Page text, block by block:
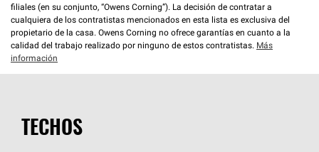
filiales (en su conjunto, “Owens Corning”). La decisión de contratar a
cualquiera de los contratistas mencionados en esta lista es exclusiva del
propietario de la casa. Owens Corning no ofrece garantías en cuanto a la
calidad del trabajo realizado por ninguno de estos contratistas. Más
información
TECHOS